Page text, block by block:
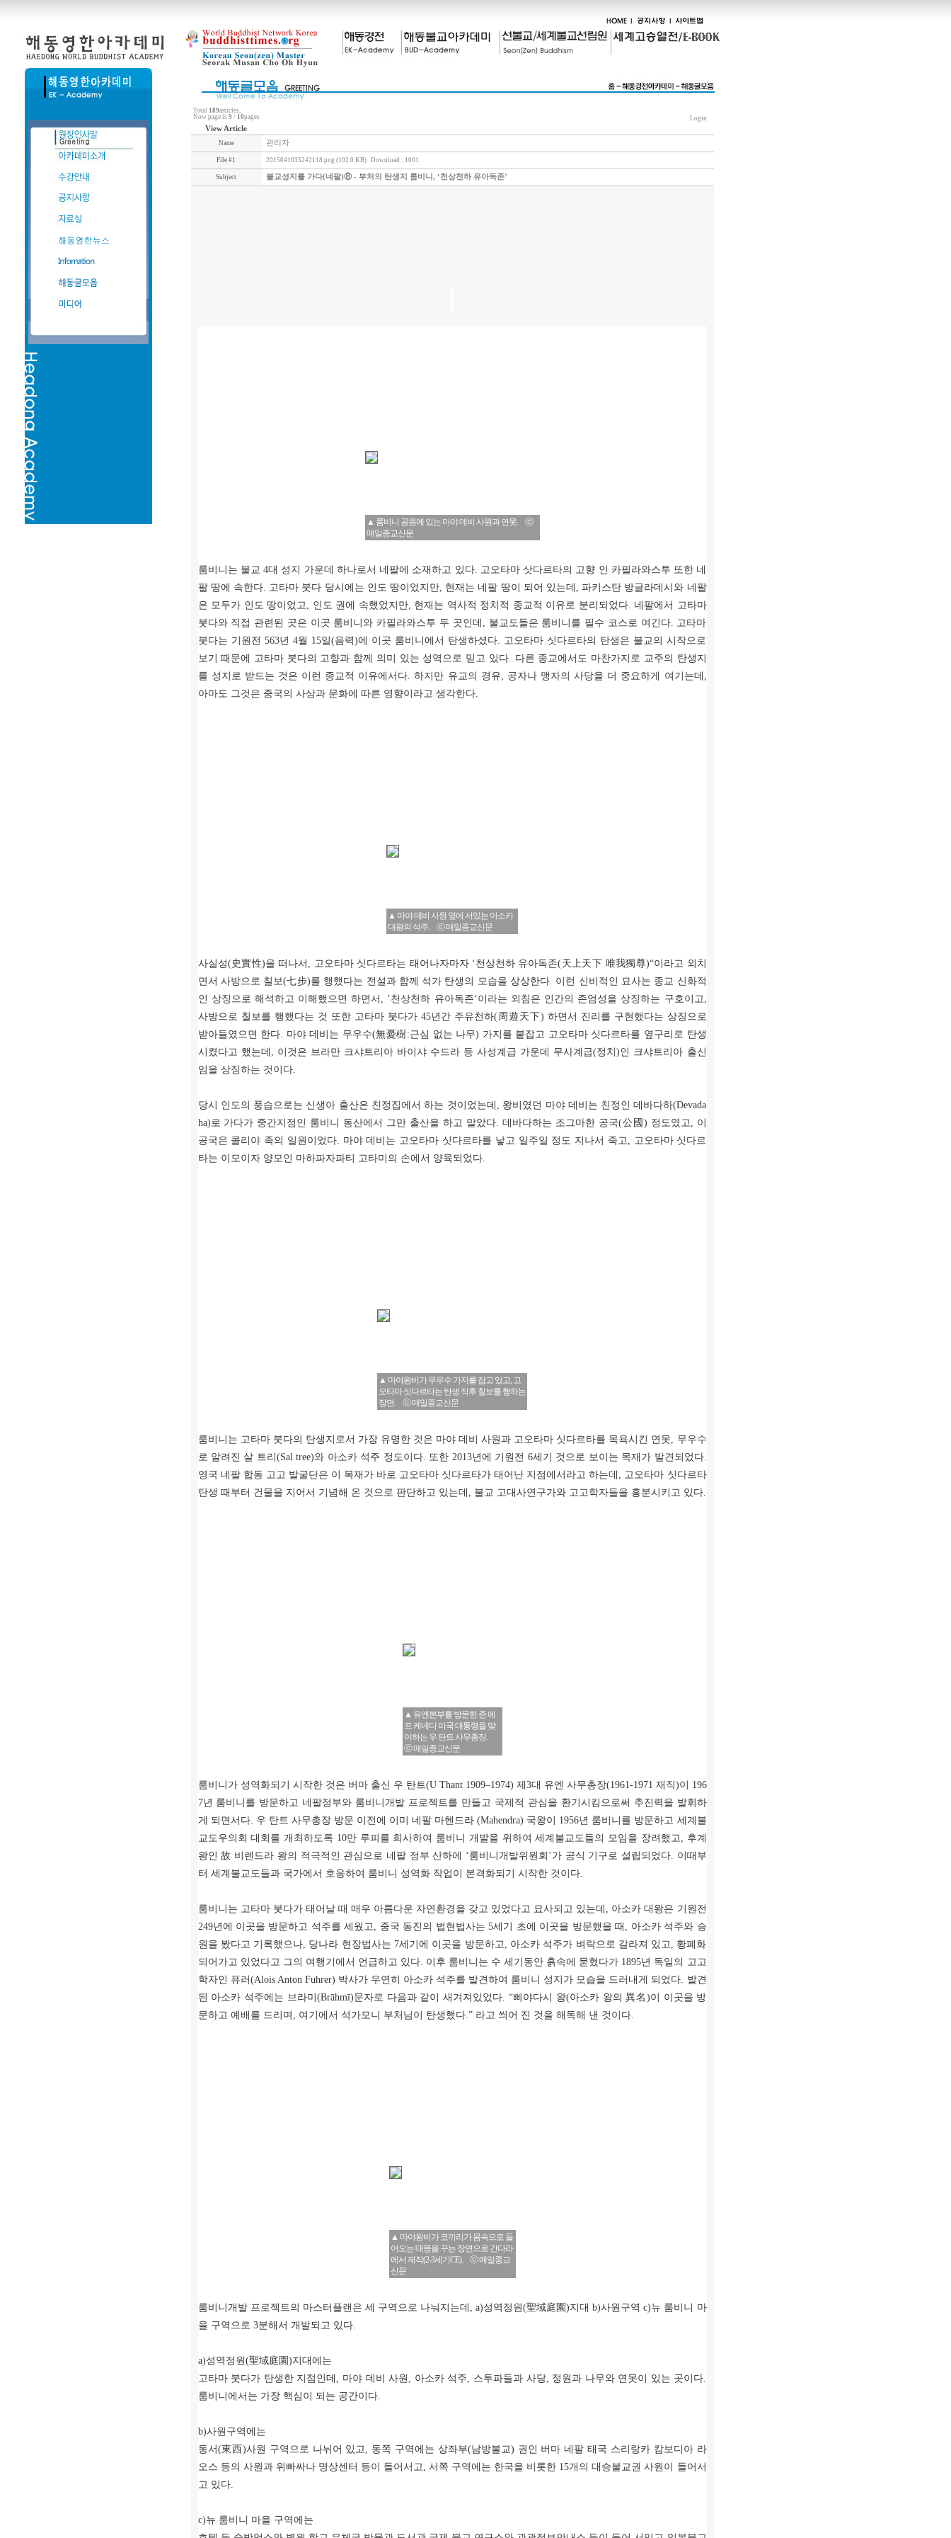
Total 189articles,
Now page is 9 / 10pages Login
View Article
Name 관리자
File #1 2015041035242118.png (102.0 KB) Download : 1001
Subject 불교성지를 가다(네팔)⑧ - 부처의 탄생지 룸비니, ‘천상천하 유아독존’
▲ 룸비니 공원에 있는 마야 데비 사원과 연못. ⓒ
매일종교신문
룸비니는 불교 4대 성지 가운데 하나로서 네팔에 소재하고 있다. 고오타마 삿다르타의 고향 인 카필라와스투 또한 네
팔 땅에 속한다. 고타마 붓다 당시에는 인도 땅이었지만, 현재는 네팔 땅이 되어 있는데, 파키스탄 방글라데시와 네팔
은 모두가 인도 땅이었고, 인도 권에 속했었지만, 현재는 역사적 정치적 종교적 이유로 분리되었다. 네팔에서 고타마
붓다와 직접 관련된 곳은 이곳 룸비니와 카필라와스투 두 곳인데, 불교도들은 룸비니를 필수 코스로 여긴다. 고타마
붓다는 기원전 563년 4월 15일(음력)에 이곳 룸비니에서 탄생하셨다. 고오타마 싯다르타의 탄생은 불교의 시작으로
보기 때문에 고타마 붓다의 고향과 함께 의미 있는 성역으로 믿고 있다. 다른 종교에서도 마찬가지로 교주의 탄생지
를 성지로 받드는 것은 이런 종교적 이유에서다. 하지만 유교의 경유, 공자나 맹자의 사당을 더 중요하게 여기는데,
아마도 그것은 중국의 사상과 문화에 따른 영향이라고 생각한다.
▲ 마야 데비 사원 옆에 서있는 아소카
대왕의 석주. ⓒ 매일종교신문
사실성(史實性)을 떠나서, 고오타마 싯다르타는 태어나자마자 ‘천상천하 유아독존(天上天下 唯我獨尊)“이라고 외치
면서 사방으로 칠보(七步)를 행했다는 전설과 함께 석가 탄생의 모습을 상상한다. 이런 신비적인 묘사는 종교 신화적
인 상징으로 해석하고 이해했으면 하면서, ’천상천하 유아독존‘이라는 외침은 인간의 존엄성을 상징하는 구호이고,
사방으로 칠보를 행했다는 것 또한 고타마 붓다가 45년간 주유천하(周遊天下) 하면서 진리를 구현했다는 상징으로
받아들였으면 한다. 마야 데비는 무우수(無憂樹:근심 없는 나무) 가지를 붙잡고 고오타마 싯다르타를 옆구리로 탄생
시켰다고 했는데, 이것은 브라만 크샤트리아 바이샤 수드라 등 사성계급 가운데 무사계급(정치)인 크샤트리아 출신
임을 상징하는 것이다.
당시 인도의 풍습으로는 신생아 출산은 친정집에서 하는 것이었는데, 왕비였던 마야 데비는 친정인 데바다하(Devada
ha)로 가다가 중간지점인 룸비니 동산에서 그만 출산을 하고 말았다. 데바다하는 조그마한 공국(公國) 정도였고, 이
공국은 콜리야 족의 일원이었다. 마야 데비는 고오타마 싯다르타를 낳고 일주일 정도 지나서 죽고, 고오타마 싯다르
타는 이모이자 양모인 마하파자파티 고타미의 손에서 양육되었다.
▲ 마야왕비가 무우수 가지를 잡고 있고, 고
오타마 싯다르타는 탄생 직후 칠보를 행하는
장면. ⓒ 매일종교신문
룸비니는 고타마 붓다의 탄생지로서 가장 유명한 것은 마야 데비 사원과 고오타마 싯다르타를 목욕시킨 연못, 무우수
로 알려진 살 트리(Sal tree)와 아소카 석주 정도이다. 또한 2013년에 기원전 6세기 것으로 보이는 목재가 발견되었다.
영국 네팔 합동 고고 발굴단은 이 목재가 바로 고오타마 싯다르타가 태어난 지점에서라고 하는데, 고오타마 싯다르타
탄생 때부터 건물을 지어서 기념해 온 것으로 판단하고 있는데, 불교 고대사연구가와 고고학자들을 흥분시키고 있다.
▲ 유엔본부를 방문한 존 에
프 케네디 미국 대통령을 맞
이하는 우 탄트 사무총장.
ⓒ 매일종교신문
룸비니가 성역화되기 시작한 것은 버마 출신 우 탄트(U Thant 1909–1974) 제3대 유엔 사무총장(1961-1971 재직)이 196
7년 룸비니를 방문하고 네팔정부와 룸비니개발 프로젝트를 만들고 국제적 관심을 환기시킴으로써 추진력을 발휘하
게 되면서다. 우 탄트 사무총장 방문 이전에 이미 네팔 마헨드라 (Mahendra) 국왕이 1956년 룸비니를 방문하고 세계불
교도우의회 대회를 개최하도록 10만 루피를 희사하여 룸비니 개발을 위하여 세계불교도들의 모임을 장려했고, 후계
왕인 故 비렌드라 왕의 적극적인 관심으로 네팔 정부 산하에 ‘룸비니개발위원회’가 공식 기구로 설립되었다. 이때부
터 세계불교도들과 국가에서 호응하여 룸비니 성역화 작업이 본격화되기 시작한 것이다.
룸비니는 고타마 붓다가 태어날 때 매우 아름다운 자연환경을 갖고 있었다고 묘사되고 있는데, 아소카 대왕은 기원전
249년에 이곳을 방문하고 석주를 세웠고, 중국 동진의 법현법사는 5세기 초에 이곳을 방문했을 때, 아소카 석주와 승
원을 봤다고 기록했으나, 당나라 현장법사는 7세기에 이곳을 방문하고, 아소카 석주가 벼락으로 갈라져 있고, 황폐화
되어가고 있었다고 그의 여행기에서 언급하고 있다. 이후 룸비니는 수 세기동안 흙속에 묻혔다가 1895년 독일의 고고
학자인 퓨러(Alois Anton Fuhrer) 박사가 우연히 아소카 석주를 발견하여 룸비니 성지가 모습을 드러내게 되었다. 발견
된 아소카 석주에는 브라미(Brāhmī)문자로 다음과 같이 새겨져있었다. “삐야다시 왕(아소카 왕의 異名)이 이곳을 방
문하고 예배를 드리며, 여기에서 석가모니 부처님이 탄생했다.” 라고 씌어 진 것을 해독해 낸 것이다.
▲ 마야왕비가 코끼리가 몸속으로 들
어오는 태몽을 꾸는 장면으로 간다라
에서 제작(2-3세기CE). ⓒ 매일종교
신문
룸비니개발 프로젝트의 마스터플랜은 세 구역으로 나눠지는데, a)성역정원(聖域庭園)지대 b)사원구역 c)뉴 룸비니 마
을 구역으로 3분해서 개발되고 있다.
a)성역정원(聖域庭園)지대에는
고타마 붓다가 탄생한 지점인데, 마야 데비 사원, 아소카 석주, 스투파들과 사당, 정원과 나무와 연못이 있는 곳이다.
룸비니에서는 가장 핵심이 되는 공간이다.
b)사원구역에는
동서(東西)사원 구역으로 나뉘어 있고, 동쪽 구역에는 상좌부(남방불교) 권인 버마 네팔 태국 스리랑카 캄보디아 라
오스 등의 사원과 위빠싸나 명상센터 등이 들어서고, 서쪽 구역에는 한국을 비롯한 15개의 대승불교권 사원이 들어서
고 있다.
c)뉴 룸비니 마을 구역에는